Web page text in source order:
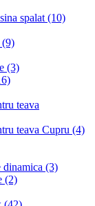
spalat (10)
(9)
(3)
teava
teava Cupru (4)
dinamica (3)
(2)